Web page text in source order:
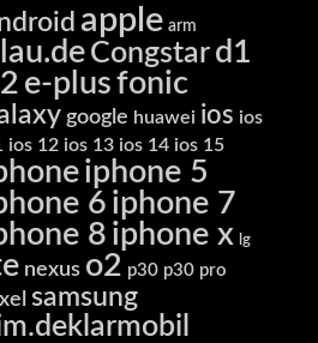
apple arm
Congstar d1
e-plusfonic
google huawei ios ios
ios 12 ios 13 ios 14 ios 15
iphone 5
6 iphone 7
8 iphone x lg
nexus o2 p30 p30 pro
samsung